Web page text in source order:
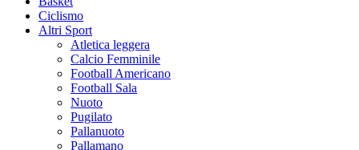
Ciclismo
Altri Sport
Atletica leggera
Calcio Femminile
Football Americano
Football Sala
Nuoto
Pugilato
Pallanuoto
Pallamano